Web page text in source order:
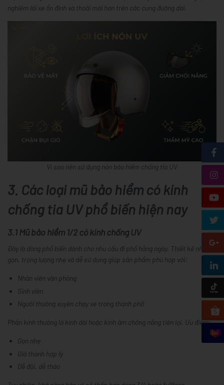
nghiệm lái xe ổn định và thoải mái hơn trên các cung đường dài.
Vì sao nên sử dụng nón bảo hiểm chống tia UV
3. Các loại mũ bảo hiểm có kính
chống tia UV phổ biến hiện nay
3.1 Mũ bảo hiểm 1/2 có kính chống UV
Đây là dòng phổ biến dành cho nhu cầu đi phố hằng ngày. Thiết kế nhỏ
gọn, trọng lượng nhẹ và dễ sử dụng giúp sản phẩm phù hợp với:
Nhân viên văn phòng
Sinh viên
Người thường xuyên chạy xe trong thành phố
Phần kính thường là kính dài hoặc kính âm chống nắng tiện lợi. Ưu điểm:
Gọn nhẹ
Giá thành hợp lý
Dễ đội, dễ tháo